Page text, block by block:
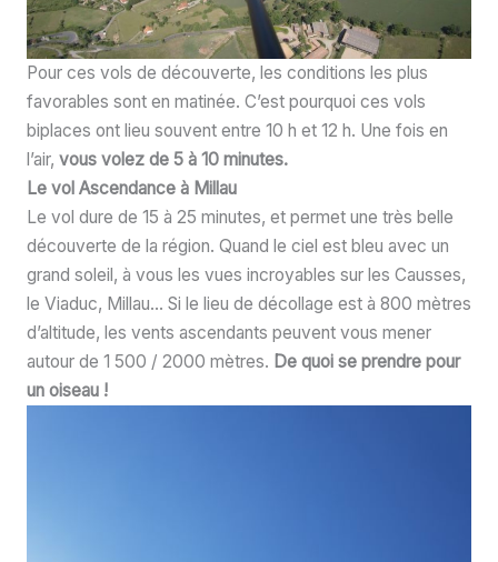
Pour ces vols de découverte, les conditions les plus
favorables sont en matinée. C’est pourquoi ces vols
biplaces ont lieu souvent entre 10 h et 12 h. Une fois en
l’air, vous volez de 5 à 10 minutes.
Le vol Ascendance à Millau
Le vol dure de 15 à 25 minutes, et permet une très belle
découverte de la région. Quand le ciel est bleu avec un
grand soleil, à vous les vues incroyables sur les Causses,
le Viaduc, Millau… Si le lieu de décollage est à 800 mètres
d’altitude, les vents ascendants peuvent vous mener
autour de 1 500 / 2000 mètres. De quoi se prendre pour
un oiseau !